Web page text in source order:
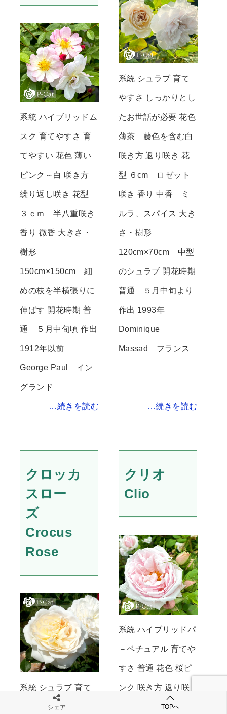
系統 ハイブリッドム
スク 育てやすさ 育
てやすい 花色 薄い
ピンク～白 咲き方
繰り返し咲き 花型
３ｃｍ 半八重咲き
香り 微香 大きさ・
樹形
150cm×150cm 細
めの枝を半横張りに
伸ばす 開花時期 普
通 ５月中旬頃 作出
1912年以前
George Paul イン
グランド
…続きを読む
系統 シュラブ 育て
やすさ しっかりとし
たお世話が必要 花色
薄茶 藤色を含む白
咲き方 返り咲き 花
型 ６cm ロゼット
咲き 香り 中香 ミ
ルラ、スパイス 大き
さ・樹形
120cm×70cm 中型
のシュラブ 開花時期
普通 ５月中旬より
作出 1993年
Dominique
Massad フランス
…続きを読む
クロッカ
スロー
ズ
Crocus
Rose
系統 シュラブ 育て
やすさ 普通 花色 ク
クリオ
Clio
系統 ハイブリッドパ
－ペチュアル 育てや
すさ 普通 花色 桜ピ
ンク 咲き方 返り咲
き 花型 8cm カップ
シェア TOPへ